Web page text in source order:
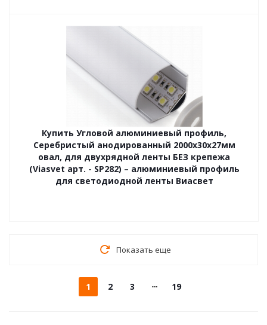
Купить Угловой алюминиевый профиль,
Серебристый анодированный 2000х30х27мм
овал, для двухрядной ленты БЕЗ крепежа
(Viasvet арт. - SP282) – алюминиевый профиль
для светодиодной ленты Виасвет
Показать еще
1 2 3 19